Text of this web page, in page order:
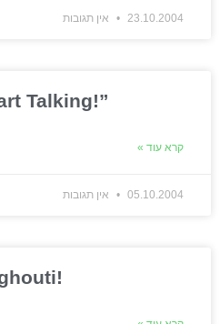
23.10.2004 אין תגובות
Talking!”
קרא עוד »
05.10.2004 אין תגובות